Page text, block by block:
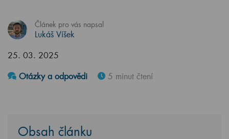
Článek pro vás napsal
Lukáš Víšek
25. 03. 2025
Otázky a odpovědi
5 minut čtení
Obsah článku